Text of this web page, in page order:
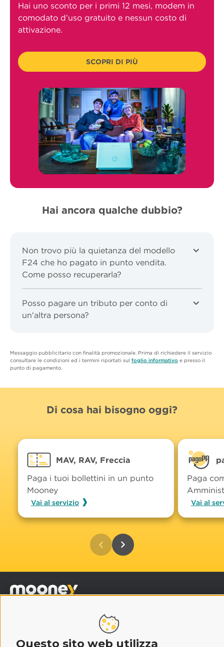
Questo sito web utilizza
Hai uno sconto per i primi 12 mesi, modem in
comodato d’uso gratuito e nessun costo di
attivazione.
SCOPRI DI PIÙ
Hai ancora qualche dubbio?
Non trovo più la quietanza del modello
F24 che ho pagato in punto vendita.
Come posso recuperarla?
Posso pagare un tributo per conto di
un'altra persona?
Messaggio pubblicitario con finalità promozionale. Prima di richiedere il servizio
consultare le condizioni ed i termini riportati sul foglio informativo e presso il
punto di pagamento.
Di cosa hai bisogno oggi?
MAV, RAV, Freccia
Paga i tuoi bollettini in un punto
Mooney
Vai al servizio
Paga
Vai al
Legal